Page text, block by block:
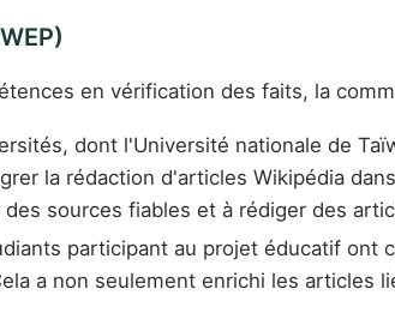
en vérification des faits, la
dont l'Université nationale de
la rédaction d'articles Wikipédia
sources fiables et à rédiger des
participant au projet éducatif ont
a non seulement enrichi les articles